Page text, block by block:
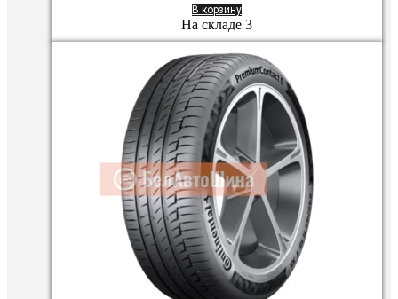
В корзину
На складе 3